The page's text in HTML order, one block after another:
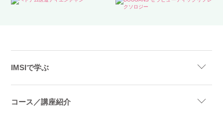
IMSIで学ぶ
コース／講座紹介